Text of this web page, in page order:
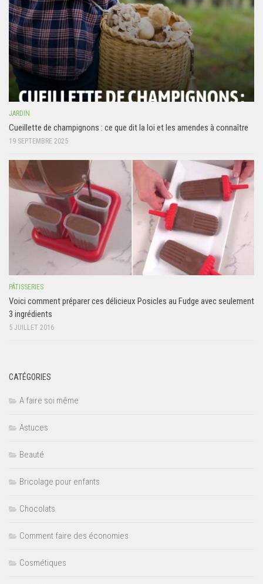
JARDIN
Cueillette de champignons : ce que dit la loi et les amendes à connaître
19 SEPTEMBRE 2025
PÂTISSERIES
Voici comment préparer ces délicieux Posicles au Fudge avec seulement
3 ingrédients
5 JUILLET 2016
CATÉGORIES
A faire soi même
Astuces
Beauté
Bricolage pour enfants
Chocolats
Comment faire des économies
Cosmétiques